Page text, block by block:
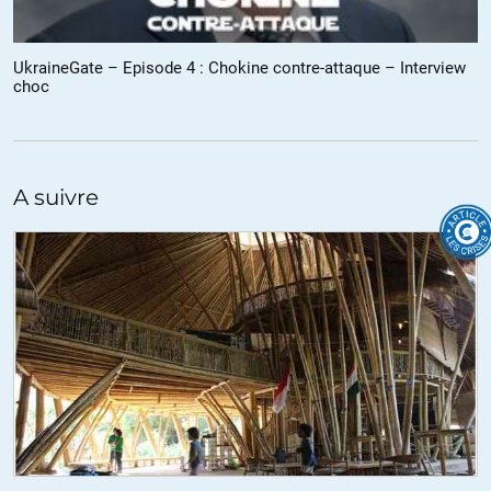
américain, auquel est par exemple soumis Macron lorsqu’il cède
Alstom à G.E ou nos retraites à Blackrock…
« post-vérité » à laquelle se livre la presse Impériale, éclatante dans
sergeat//21.01.2020 à 08h57
Merci pour votre travail que normalement nos médias « indépendant
« devraient faire
On remarquera indépendamment du fait que Hunter Biden se trouve
chez Burisma,dès qu’il y a le contrôle d’énergie on retrouve partout
dans le monde les USA (Irak,Northstream 2,Syrie…..),à ce propos si
les crises pouvez étudier le cas de notre pays avec par exemple sur le
cas stratégique d’Alstom où d’après le député Olivier Marleix plus de
250 millions d’euros ont été versés à des pseudo
cabinets,avocats,journalistes….pour faire passer cet abandon de
UkraineGate – Episode 4 : Chokine contre-attaque – Interview
choc
A suivre